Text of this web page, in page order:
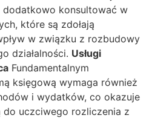
konsultować w
które są zdołają
w związku z rozbudowy
działalności. Usługi
Fundamentalnym
księgową wymaga również
i wydatków, co okazuje
uczciwego rozliczenia z